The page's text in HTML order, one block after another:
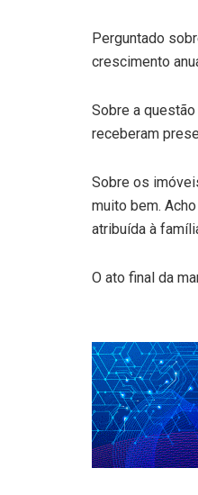
Perguntado
crescimento
Sobre a
receberam
Sobre os
muito bem.
atribuída à
O ato final da